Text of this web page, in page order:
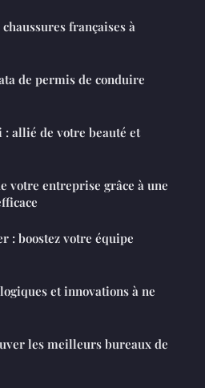
françaises à
de permis de conduire
: allié de votre beauté et
votre entreprise grâce à une
: boostez votre équipe
et innovations à ne
les meilleurs bureaux de